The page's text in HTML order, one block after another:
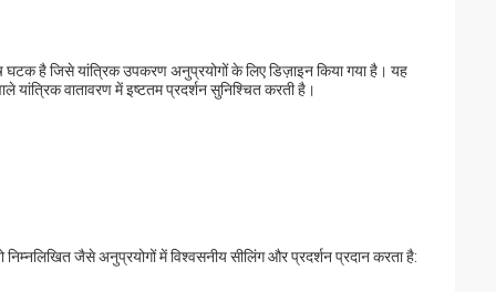
है जिसे यांत्रिक उपकरण अनुप्रयोगों के लिए डिज़ाइन किया गया है। यह
यांत्रिक वातावरण में इष्टतम प्रदर्शन सुनिश्चित करती है।
जैसे अनुप्रयोगों में विश्वसनीय सीलिंग और प्रदर्शन प्रदान करता है: